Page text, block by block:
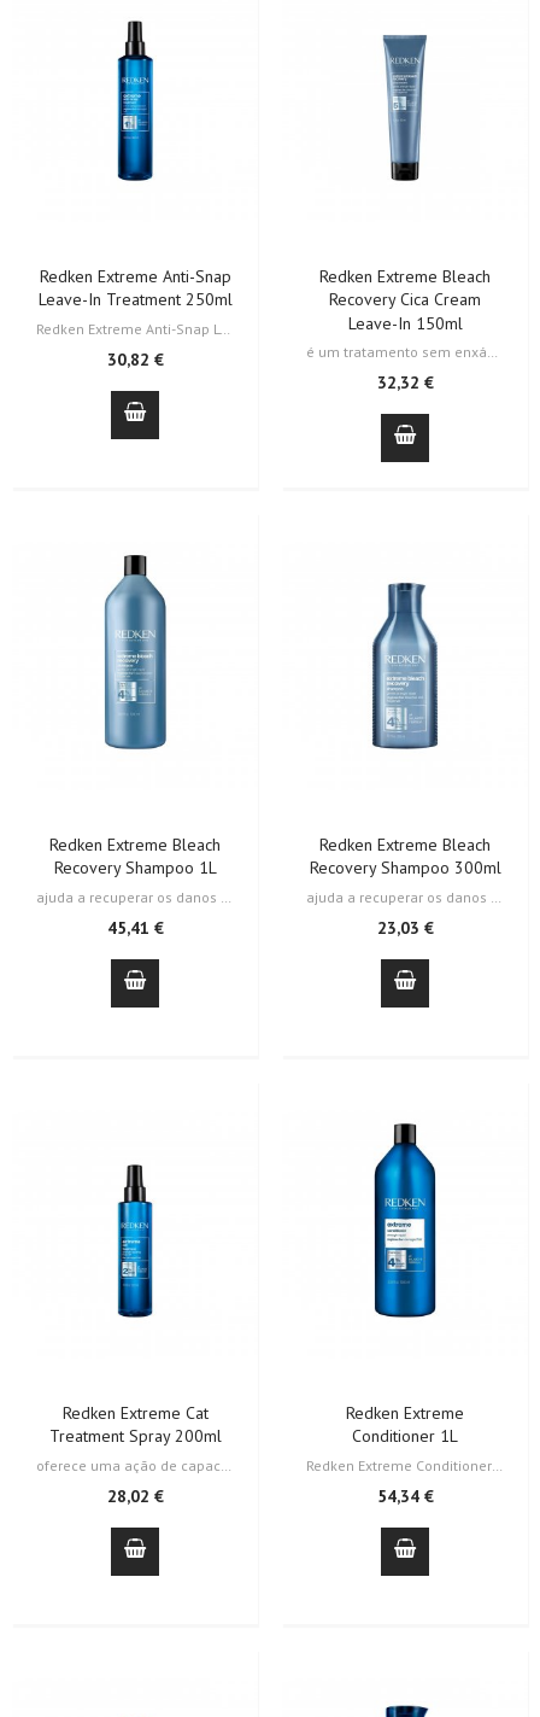
Redken Extreme Anti-Snap
Leave-In Treatment 250ml
30,82 €
Redken Extreme Bleach
Recovery Cica Cream
Leave-In 150ml
é um tratamento sem enxágue de recuperação que adiciona suavidade e brilho…
32,32 €
Redken Extreme Bleach
Recovery Shampoo 1L
45,41 €
Redken Extreme Bleach
Recovery Shampoo 300ml
23,03 €
Redken Extreme Cat
Treatment Spray 200ml
28,02 €
Redken Extreme
Conditioner 1L
54,34 €